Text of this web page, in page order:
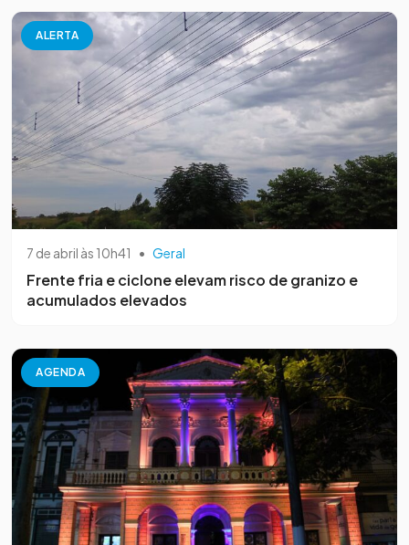
ALERTA
7 de abril às 10h41 • Geral
Frente fria e ciclone elevam risco de granizo e
acumulados elevados
AGENDA